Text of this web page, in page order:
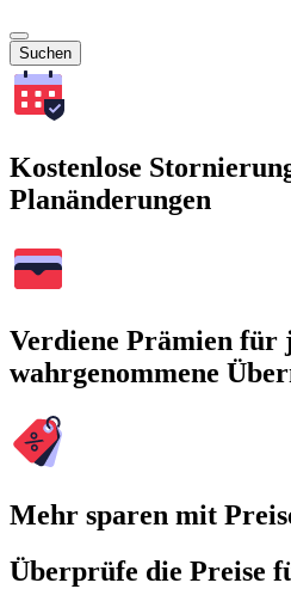
Suchen
Kostenlose
Planänderungen
Verdiene Prämien für
wahrgenommene
Mehr sparen mit
Überprüfe die Preise